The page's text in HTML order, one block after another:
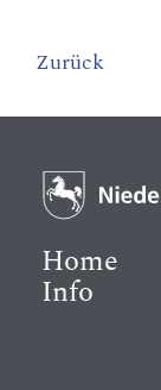
Zurück
Home
Info